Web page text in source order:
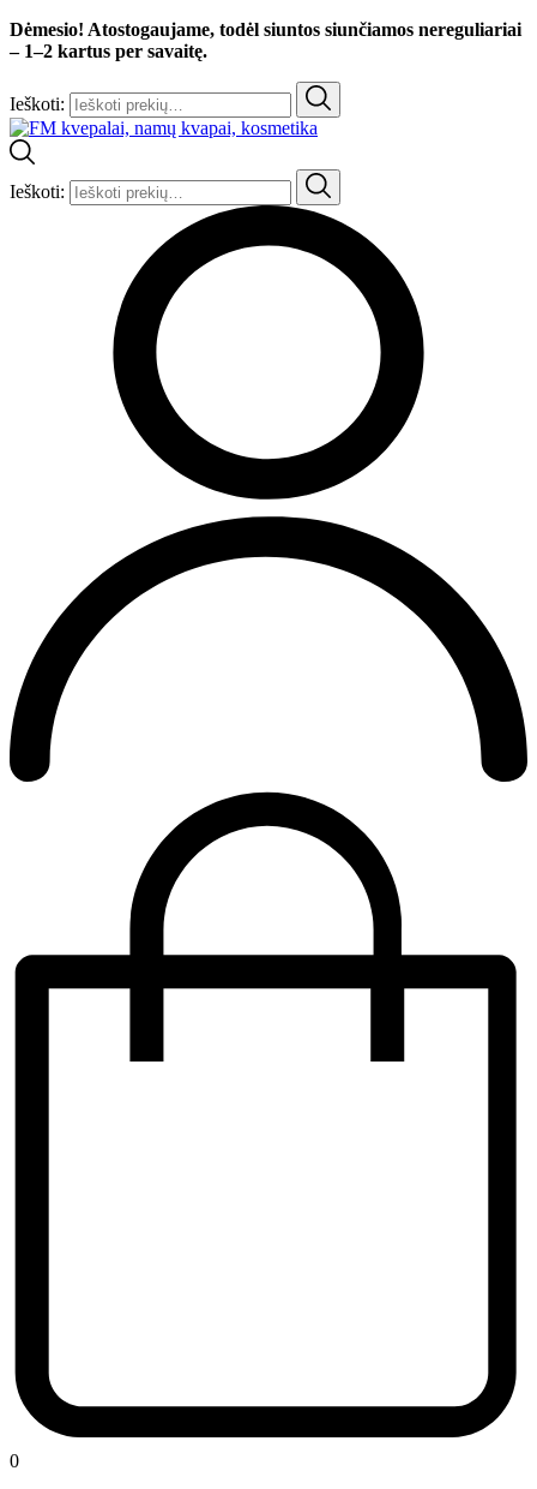
Dėmesio! Atostogaujame, todėl siuntos siunčiamos nereguliariai
– 1–2 kartus per savaitę.
Ieškoti:
Ieškoti:
0